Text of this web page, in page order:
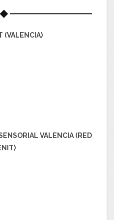
(VALENCIA)
VALENCIA (RED